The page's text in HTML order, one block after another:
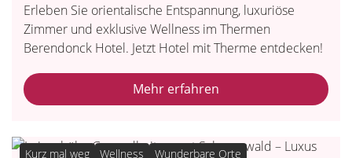
Erleben Sie orientalische Entspannung, luxuriöse
Zimmer und exklusive Wellness im Thermen
Berendonck Hotel. Jetzt Hotel mit Therme entdecken!
Mehr erfahren
Kurz mal weg Wellness Wunderbare Orte